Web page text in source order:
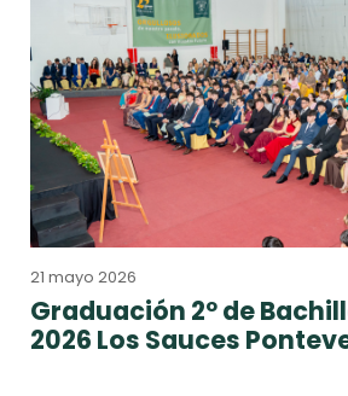
21 mayo 2026
Graduación 2º de
2026 Los Sauces